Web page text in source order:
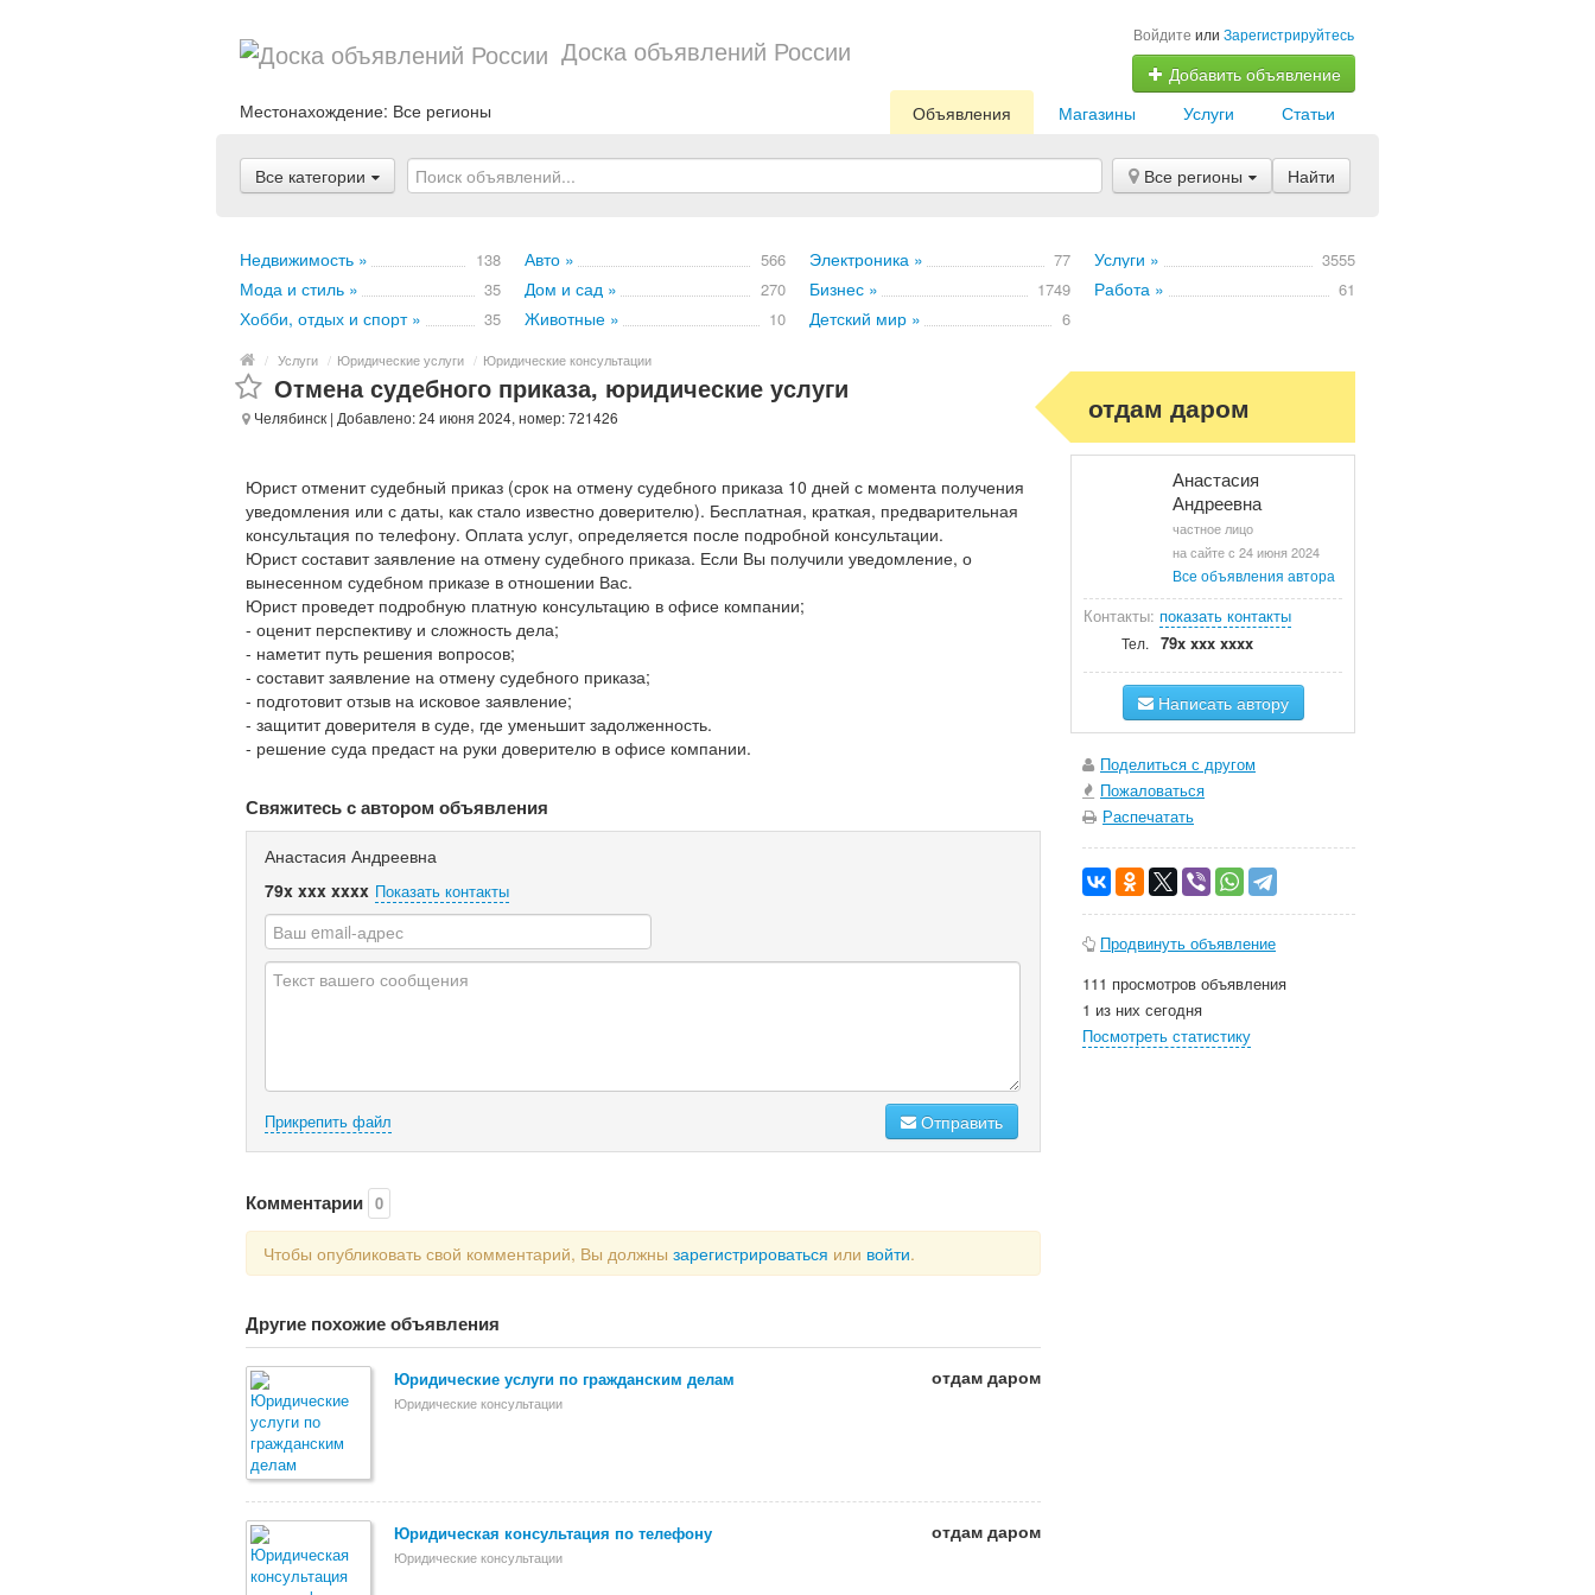
Доска объявлений России Войдите или Зарегистрируйтесь
Добавить объявление
Местонахождение: Все регионы Статьи
Услуги
Магазины
Объявления
Все категории Все регионы Найти
Недвижимость » 138 Авто » 566 Электроника » 77 Услуги » 3555
Мода и стиль » 35 Дом и сад » 270 Бизнес » 1749 Работа » 61
Хобби, отдых и спорт » 35 Животные » 10 Детский мир » 6
/ Услуги / Юридические услуги / Юридические консультации
Отмена судебного приказа, юридические услуги
Челябинск | Добавлено: 24 июня 2024, номер: 721426
Юрист отменит судебный приказ (срок на отмену судебного приказа 10 дней с момента получения
уведомления или с даты, как стало известно доверителю). Бесплатная, краткая, предварительная
консультация по телефону. Оплата услуг, определяется после подробной консультации.
Юрист составит заявление на отмену судебного приказа. Если Вы получили уведомление, о
вынесенном судебном приказе в отношении Вас.
Юрист проведет подробную платную консультацию в офисе компании;
- оценит перспективу и сложность дела;
- наметит путь решения вопросов;
- составит заявление на отмену судебного приказа;
- подготовит отзыв на исковое заявление;
- защитит доверителя в суде, где уменьшит задолженность.
- решение суда предаст на руки доверителю в офисе компании.
Свяжитесь с автором объявления
Анастасия Андреевна
79x xxx xxxx Показать контакты
Прикрепить файл Отправить
Комментарии 0
Чтобы опубликовать свой комментарий, Вы должны зарегистрироваться или войти.
Другие похожие объявления
Юридические услуги по гражданским делам
Юридические консультации
отдам даром
Юридическая консультация по телефону
Юридические консультации
отдам даром
отдам даром
Анастасия
Андреевна
частное лицо
на сайте с 24 июня 2024
Все объявления автора
Контакты: показать контакты
Тел. 79x xxx xxxx
Написать автору
Поделиться с другом
Пожаловаться
Распечатать
Продвинуть объявление
111 просмотров объявления
1 из них сегодня
Посмотреть статистику